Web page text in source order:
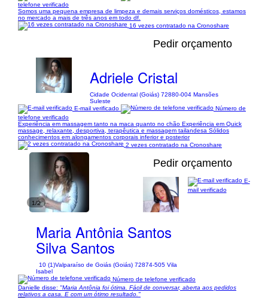
telefone verificado
Somos uma pequena empresa de limpeza e demais serviços domésticos, estamos
no mercado a mais de três anos em todo df.
16 vezes contratado na Cronoshare
Pedir orçamento
Adriele Cristal
Cidade Ocidental (Goiás) 72880-004 Mansões
Suleste
E-mail verificado
Número de
telefone verificado
Experiência em massagem tanto na maca quanto no chão Experiência em Quick
massage, relaxante, desportiva, terapêutica e massagem tailandesa Sólidos
conhecimentos em alongamentos corporais inferior e posterior
2 vezes contratado na Cronoshare
1/2
Pedir orçamento
Maria Antônia Santos
Silva Santos
10 (1)Valparaíso de Goiás (Goiás) 72874-505 Vila
Isabel
E-
mail verificado
Número de telefone verificado
Danielle disse: "Maria Antônia foi ótima. Fácil de conversar, aberta aos pedidos
relativos a casa. E com um ótimo resultado."